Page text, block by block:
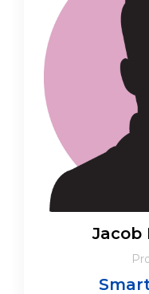
Jacob